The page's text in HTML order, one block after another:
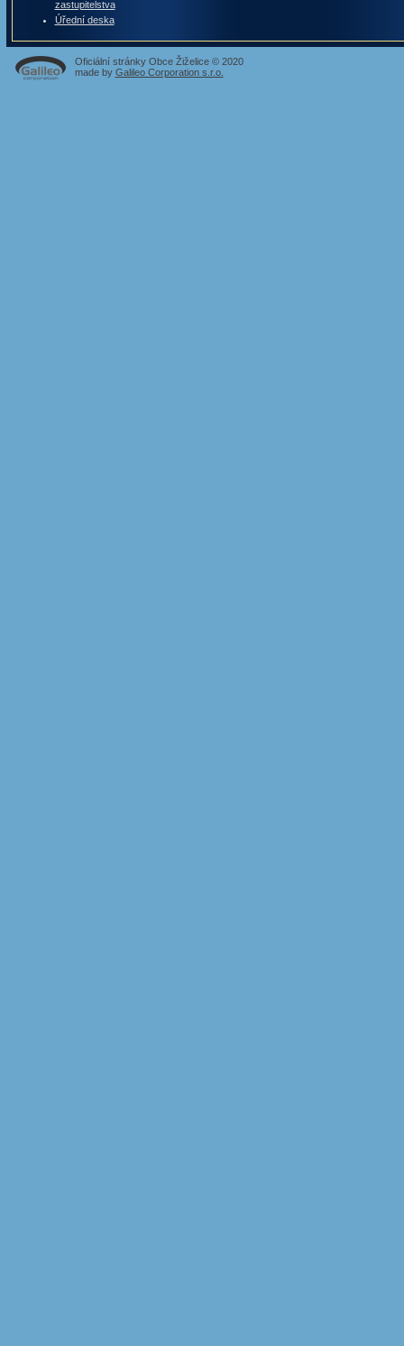
zastupitelstva
Úřední deska
Oficiální stránky Obce Žiželice © 2020
made by Galileo Corporation s.r.o.